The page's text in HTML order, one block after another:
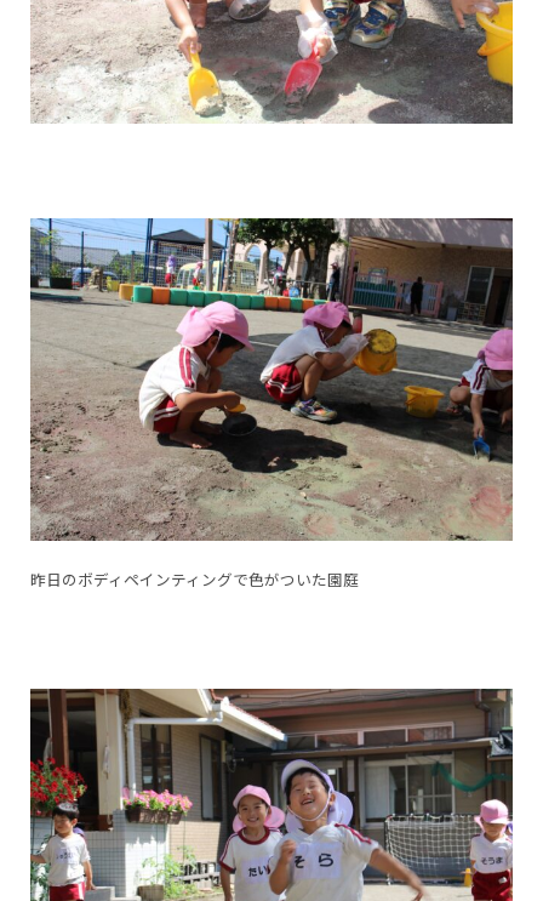
昨日のボディペインティングで色がついた園庭